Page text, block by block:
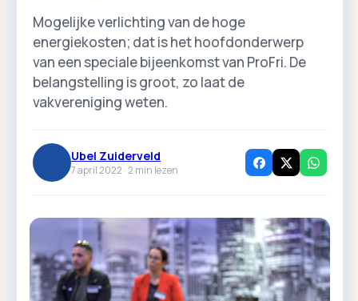
Mogelijke verlichting van de hoge
energiekosten; dat is het hoofdonderwerp
van een speciale bijeenkomst van ProFri. De
belangstelling is groot, zo laat de
vakvereniging weten.
Ubel Zuiderveld
7 april 2022 ·2 min lezen